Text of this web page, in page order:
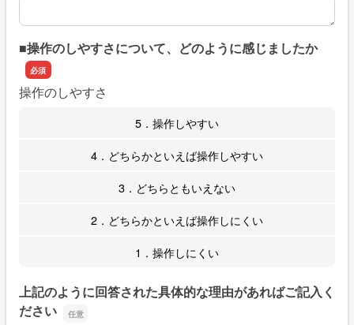
■操作のしやすさについて、どのように感じましたか
操作のしやすさ
5．操作しやすい
4．どちらかといえば操作しやすい
3．どちらともいえない
2．どちらかといえば操作しにくい
1．操作しにくい
上記のように回答された具体的な理由があればご記入く
ださい